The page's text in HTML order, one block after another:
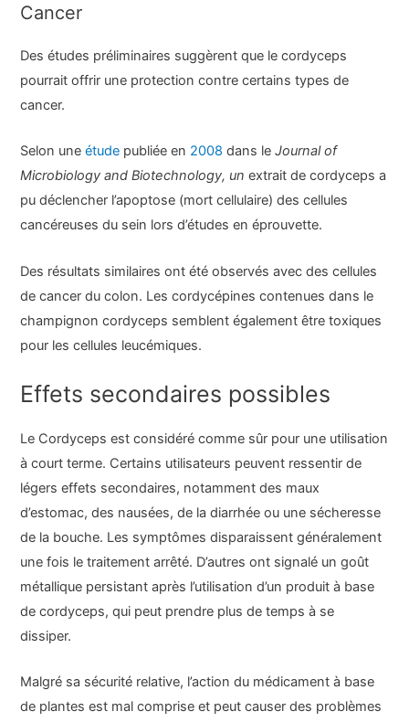
Cancer
Des études préliminaires suggèrent que le cordyceps
pourrait offrir une protection contre certains types de
cancer.
Selon uneétude publiée en 2008 dans leJournal of
Microbiology and Biotechnology, unextrait de cordyceps a
pu déclencher l’apoptose (mort cellulaire) des cellules
cancéreuses du sein lors d’études en éprouvette.
Des résultats similaires ont été observés avec des cellules
de cancer du colon. Les cordycépines contenues dans le
champignon cordyceps semblent également être toxiques
pour les cellules leucémiques.
Effets secondaires possibles
Le Cordyceps est considéré comme sûr pour une utilisation
à court terme. Certains utilisateurs peuvent ressentir de
légers effets secondaires, notamment des maux
d’estomac, des nausées, de la diarrhée ou une sécheresse
de la bouche. Les symptômes disparaissent généralement
une fois le traitement arrêté. D’autres ont signalé un goût
métallique persistant après l’utilisation d’un produit à base
de cordyceps, qui peut prendre plus de temps à se
dissiper.
Malgré sa sécurité relative, l’action du médicament à base
de plantes est mal comprise et peut causer des problèmes